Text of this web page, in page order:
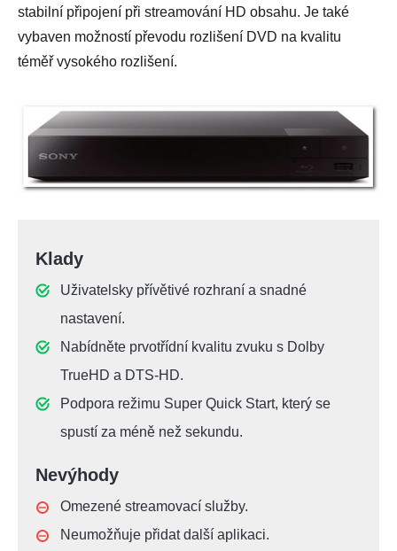
stabilní připojení při streamování HD obsahu. Je také
vybaven možností převodu rozlišení DVD na kvalitu
téměř vysokého rozlišení.
Klady
Uživatelsky přívětivé rozhraní a snadné
nastavení.
Nabídněte prvotřídní kvalitu zvuku s Dolby
TrueHD a DTS-HD.
Podpora režimu Super Quick Start, který se
spustí za méně než sekundu.
Nevýhody
Omezené streamovací služby.
Neumožňuje přidat další aplikaci.